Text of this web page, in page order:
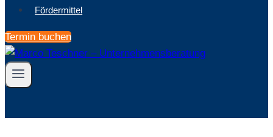
Fördermittel
Termin buchen